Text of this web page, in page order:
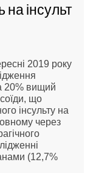
на інсульт
2019 року
20% вищий
що
інсульту на
через
(12,7%